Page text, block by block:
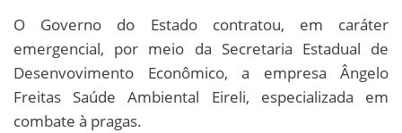
O Governo do Estado contratou, em caráter
emergencial, por meio da Secretaria Estadual de
Desenvovimento Econômico, a empresa Ângelo
Freitas Saúde Ambiental Eireli, especializada em
combate à pragas.